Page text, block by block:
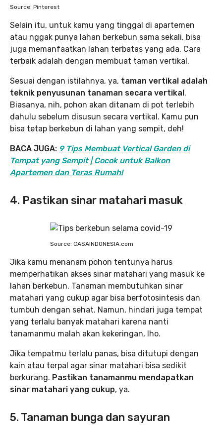
Source: Pinterest
Selain itu, untuk kamu yang tinggal di apartemen
atau nggak punya lahan berkebun sama sekali, bisa
juga memanfaatkan lahan terbatas yang ada. Cara
terbaik adalah dengan membuat taman vertikal.
Sesuai dengan istilahnya, ya, taman vertikal adalah
teknik penyusunan tanaman secara vertikal .
Biasanya, nih, pohon akan ditanam di pot terlebih
dahulu sebelum disusun secara vertikal. Kamu pun
bisa tetap berkebun di lahan yang sempit, deh!
BACA JUGA: 9 Tips Membuat Vertical Garden di
Tempat yang Sempit | Cocok untuk Balkon
Apartemen dan Teras Rumah!
4. Pastikan sinar matahari masuk
Source: CASAINDONESIA.com
Jika kamu menanam pohon tentunya harus
memperhatikan akses sinar matahari yang masuk ke
lahan berkebun. Tanaman membutuhkan sinar
matahari yang cukup agar bisa berfotosintesis dan
tumbuh dengan sehat. Namun, hindari juga tempat
yang terlalu banyak matahari karena nanti
tanamanmu malah akan kekeringan, lho.
Jika tempatmu terlalu panas, bisa ditutupi dengan
kain atau terpal agar sinar matahari bisa sedikit
berkurang. Pastikan tanamanmu mendapatkan
sinar matahari yang cukup, ya.
5. Tanaman bunga dan sayuran